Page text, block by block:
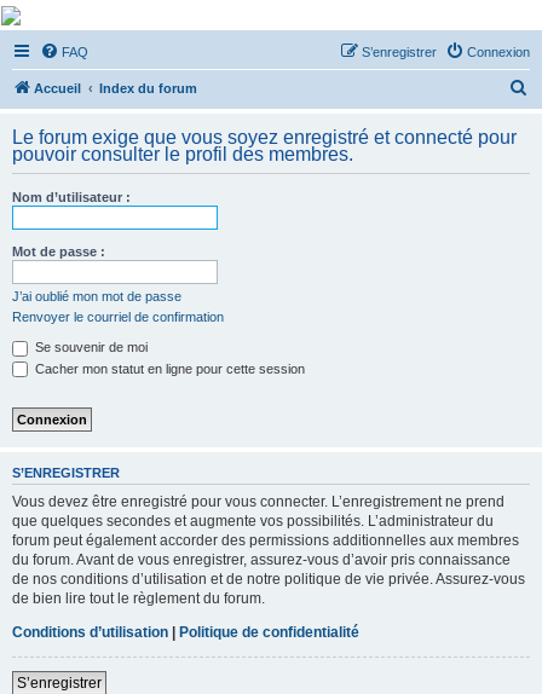
De Musicae Militari -
Forums
Forums de discussions
FAQ Connexion
S’enregistrer
Accueil Index du forum
h
Le forum exige que vous soyez enregistré et connecté pour
pouvoir consulter le profil des membres.
Nom d’utilisateur :
Mot de passe :
J’ai oublié mon mot de passe
Renvoyer le courriel de confirmation
Se souvenir de moi
Cacher mon statut en ligne pour cette session
S’ENREGISTRER
Vous devez être enregistré pour vous connecter. L’enregistrement ne prend
que quelques secondes et augmente vos possibilités. L’administrateur du
forum peut également accorder des permissions additionnelles aux membres
du forum. Avant de vous enregistrer, assurez-vous d’avoir pris connaissance
de nos conditions d’utilisation et de notre politique de vie privée. Assurez-vous
de bien lire tout le règlement du forum.
Conditions d’utilisation | Politique de confidentialité
S’enregistrer